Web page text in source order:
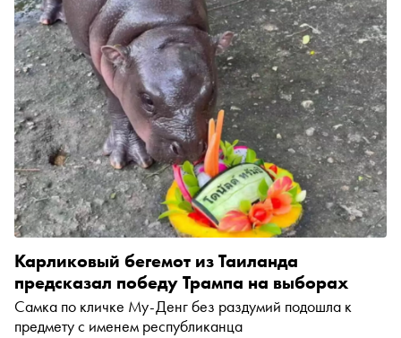
также какой шанс на победу у каждого из кандидатов
Карликовый бегемот из Таиланда
предсказал победу Трампа на выборах
Самка по кличке Му-Денг без раздумий подошла к
предмету с именем республиканца